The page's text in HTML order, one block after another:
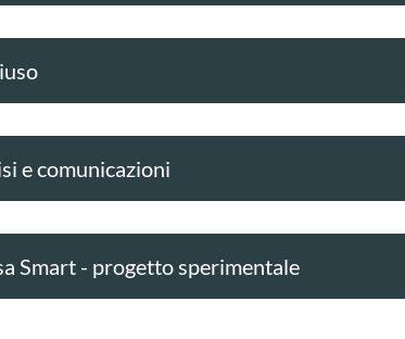
e comunicazioni
Smart - progetto sperimentale